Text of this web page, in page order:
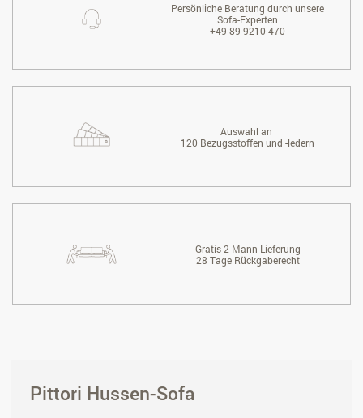
Persönliche Beratung durch unsere
Sofa-Experten
+49 89 9210 470
Auswahl an
120 Bezugsstoffen und -ledern
Gratis 2-Mann Lieferung
28 Tage Rückgaberecht
Pittori Hussen-Sofa